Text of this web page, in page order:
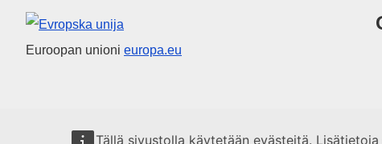
Tällä sivustolla käytetään evästeitä.
Euroopan unioni
Euroopan unioni europa.eu